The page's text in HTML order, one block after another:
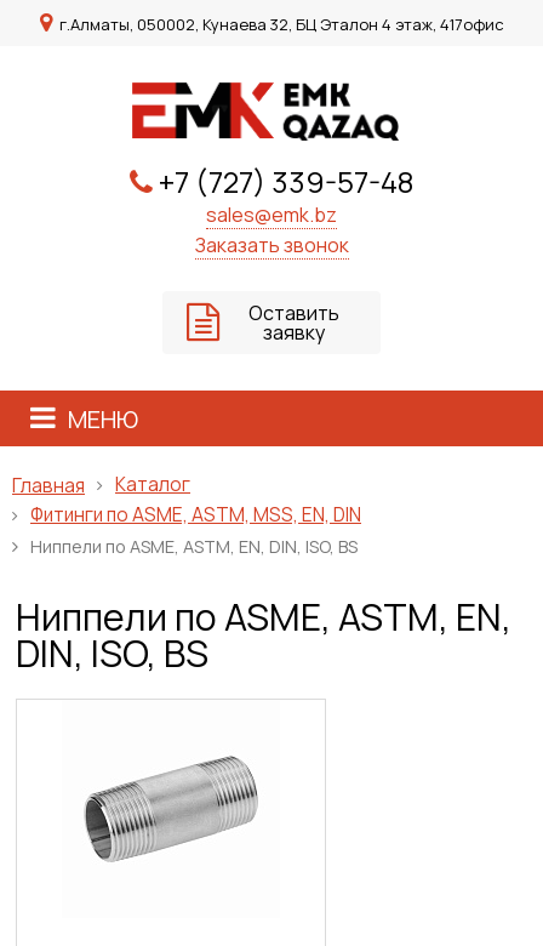
г.Алматы, 050002, Кунаева 32, БЦ Эталон 4 этаж, 417офис
+7 (727) 339-57-48
sales@emk.bz
Заказать звонок
Оставить
заявку
МЕНЮ
Главная
Каталог
Фитинги по ASME, ASTM, MSS, EN, DIN
Ниппели по ASME, ASTM, EN, DIN, ISO, BS
Ниппели по ASME, ASTM, EN,
DIN, ISO, BS